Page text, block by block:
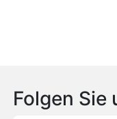
Folgen Sie